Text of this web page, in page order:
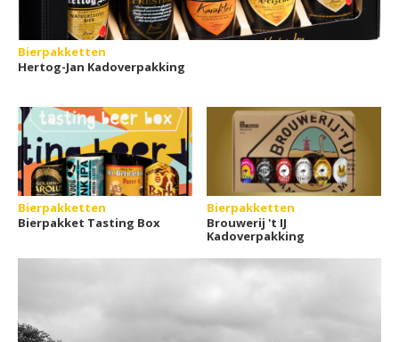
Bierpakketten
Hertog-Jan Kadoverpakking
Bierpakketten
Bierpakket Tasting Box
Bierpakketten
Brouwerij 't IJ
Kadoverpakking